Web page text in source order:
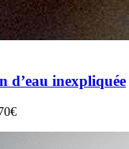
d’eau inexpliquée